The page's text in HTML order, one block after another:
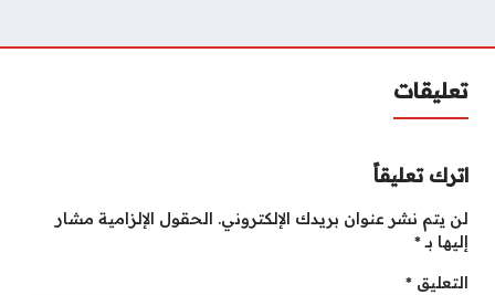
تعليقات
اترك تعليقاً
لن يتم نشر عنوان بريدك الإلكتروني. الحقول الإلزامية مشار
إليها بـ*
التعليق *